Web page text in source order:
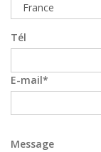
Tél
E-mail
Message